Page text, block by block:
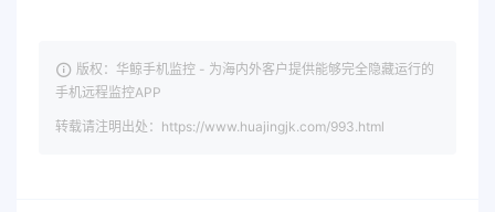
版权：华鲸手机监控 - 为海内外客户提供能够完全隐藏运行的
手机远程监控APP
转载请注明出处：https://www.huajingjk.com/993.html